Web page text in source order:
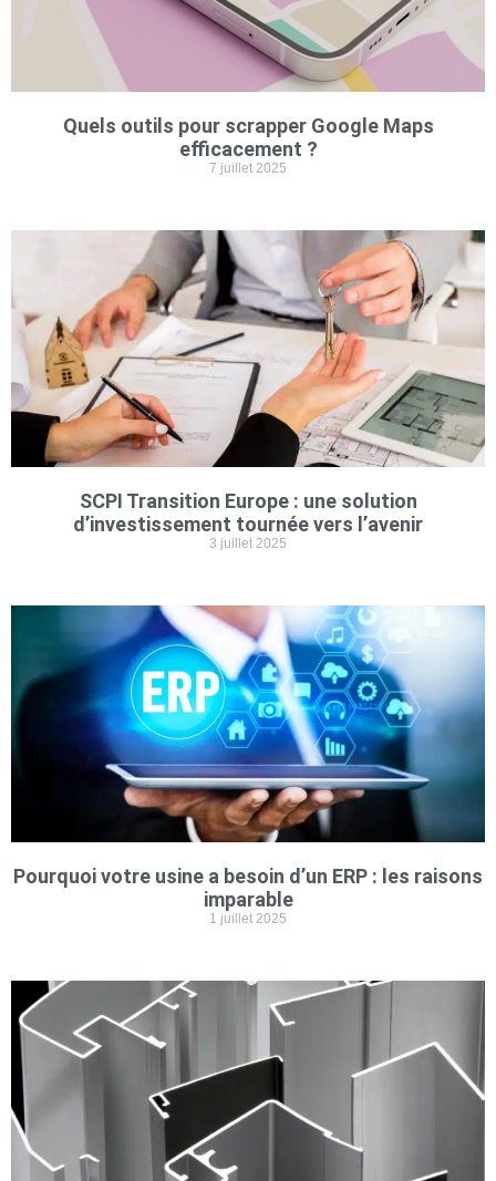
Quels outils pour scrapper Google Maps
efficacement ?
7 juillet 2025
SCPI Transition Europe : une solution
d’investissement tournée vers l’avenir
3 juillet 2025
Pourquoi votre usine a besoin d’un ERP : les raisons
imparable
1 juillet 2025